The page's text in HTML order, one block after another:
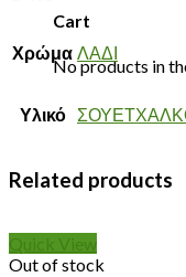
Cart
No products in
Χρώμα ΛΑΔΙ
Υλικό
Related products
Quick View
Out of stock